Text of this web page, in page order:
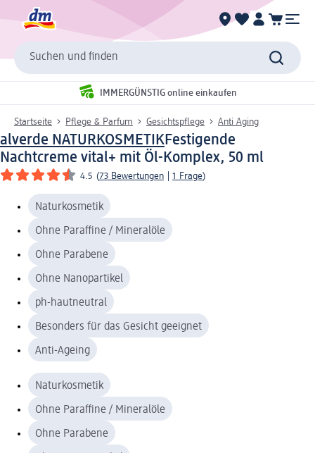
Suchen und finden
IMMERGÜNSTIG online einkaufen
Startseite Pflege & Parfum Gesichtspflege Anti Aging
alverde NATURKOSMETIKFestigende
Nachtcreme vital+ mit Öl-Komplex, 50 ml
4.5 (73 Bewertungen 1 Frage)
Naturkosmetik
Ohne Paraffine / Mineralöle
Ohne Parabene
Ohne Nanopartikel
ph-hautneutral
Besonders für das Gesicht geeignet
Anti-Ageing
Naturkosmetik
Ohne Paraffine / Mineralöle
Ohne Parabene